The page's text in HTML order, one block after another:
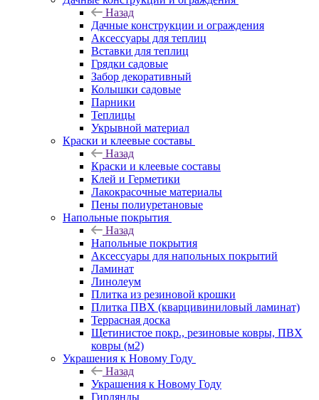
Назад
Дачные конструкции и ограждения
Аксессуары для теплиц
Вставки для теплиц
Грядки садовые
Забор декоративный
Колышки садовые
Парники
Теплицы
Укрывной материал
Краски и клеевые составы
Назад
Краски и клеевые составы
Клей и Герметики
Лакокрасочные материалы
Пены полиуретановые
Напольные покрытия
Назад
Напольные покрытия
Аксессуары для напольных покрытий
Ламинат
Линолеум
Плитка из резиновой крошки
Плитка ПВХ (кварцивиниловый ламинат)
Террасная доска
Щетинистое покр., резиновые ковры, ПВХ
ковры (м2)
Украшения к Новому Году
Назад
Украшения к Новому Году
Гирлянды